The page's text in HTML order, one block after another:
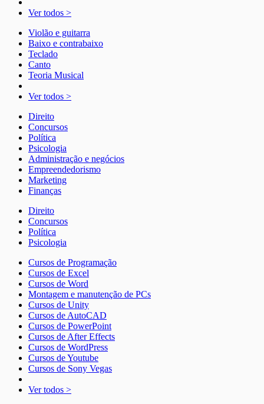
Ver todos >
Violão e guitarra
Baixo e contrabaixo
Teclado
Canto
Teoria Musical
Ver todos >
Direito
Concursos
Política
Psicologia
Administração e negócios
Empreendedorismo
Marketing
Finanças
Direito
Concursos
Política
Psicologia
Cursos de Programação
Cursos de Excel
Cursos de Word
Montagem e manutenção de PCs
Cursos de Unity
Cursos de AutoCAD
Cursos de PowerPoint
Cursos de After Effects
Cursos de WordPress
Cursos de Youtube
Cursos de Sony Vegas
Ver todos >